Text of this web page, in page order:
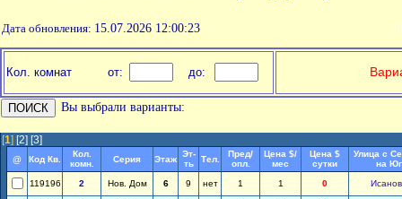
Дата обновления: 15.07.2026 12:00:23
Кол. комнат от: до:
Вы выбрали варианты:
[1] [2] [3]
@ Код Кв.
Кол.
комн.
Серия Этаж
Эт-
ть
Тел.
Пред/
опл.
Цена $/
мес
Цена $
сутки
Улица с
на Юг
119196
2 Нов. Дом 6 9 нет 1 1 0